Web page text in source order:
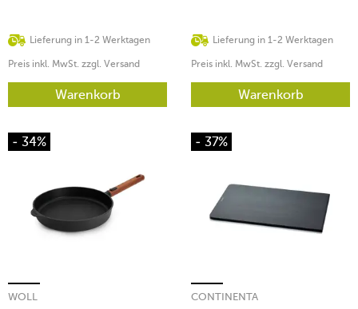
Lieferung in 1-2 Werktagen
Preis inkl. MwSt. zzgl. Versand
Warenkorb
Lieferung in 1-2 Werktagen
Preis inkl. MwSt. zzgl. Versand
Warenkorb
- 34%
WOLL
- 37%
CONTINENTA